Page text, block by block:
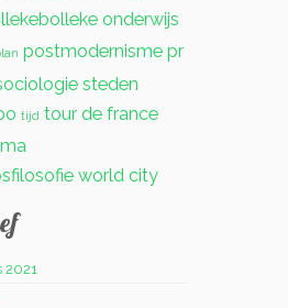
onderwijs
postmodernisme pr
steden
tijd tour de france
world city
2021